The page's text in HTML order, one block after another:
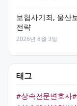
보험사기죄, 울산
전략
2026년 8월 3일
태그
#상속전문변호사